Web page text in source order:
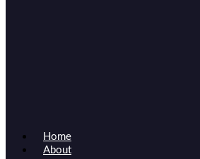
Home
About